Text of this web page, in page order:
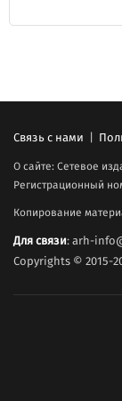
Связь с нами |
О сайте: Сетевое
Регистрационный
Копирование
Для связи: arh-
Copyrights © 2015-